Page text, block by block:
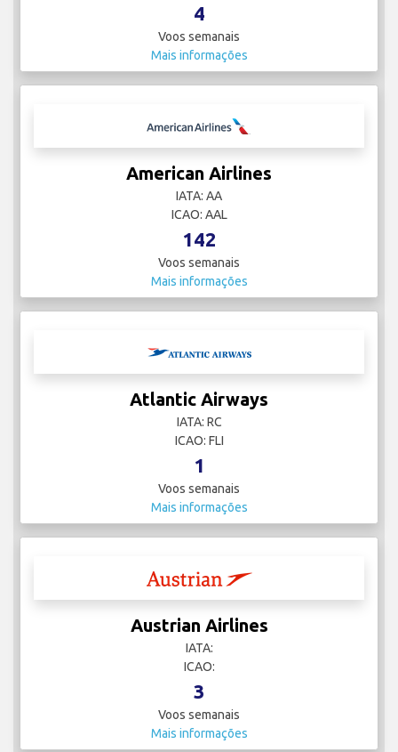
4
Voos semanais
Mais informações
American Airlines
IATA: AA
ICAO: AAL
142
Voos semanais
Mais informações
Atlantic Airways
IATA: RC
ICAO: FLI
1
Voos semanais
Mais informações
Austrian Airlines
IATA:
ICAO:
3
Voos semanais
Mais informações